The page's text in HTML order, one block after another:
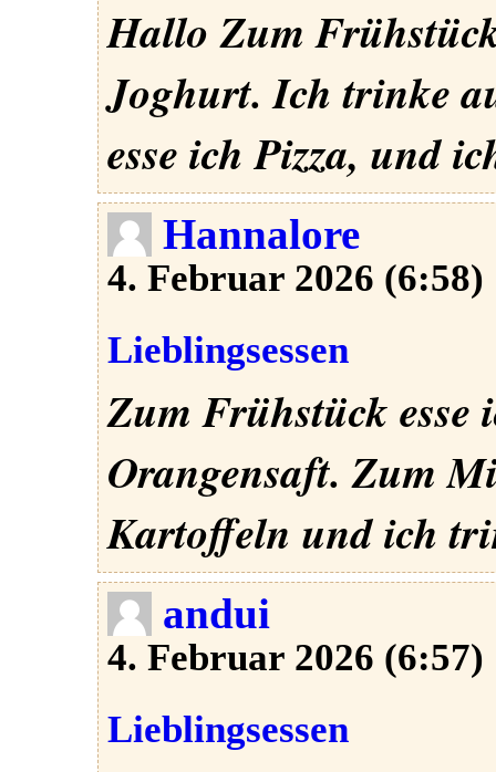
Hallo Zum
Joghurt. Ich trinke
esse ich Pizza, und
Hannalore
4. Februar 2026 (6:58)
Lieblingsessen
Zum Frühstück
Orangensaft. Zum
Kartoffeln und ich
andui
4. Februar 2026 (6:57)
Lieblingsessen